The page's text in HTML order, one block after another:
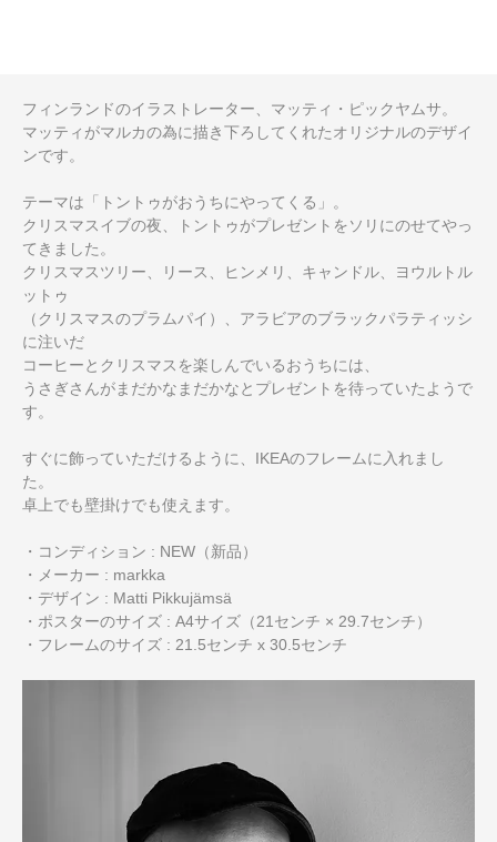
フィンランドのイラストレーター、マッティ・ピックヤムサ。
マッティがマルカの為に描き下ろしてくれたオリジナルのデザイ
ンです。
テーマは「トントゥがおうちにやってくる」。
クリスマスイブの夜、トントゥがプレゼントをソリにのせてやっ
てきました。
クリスマスツリー、リース、ヒンメリ、キャンドル、ヨウルトル
ットゥ
（クリスマスのプラムパイ）、アラビアのブラックパラティッシ
に注いだ
コーヒーとクリスマスを楽しんでいるおうちには、
うさぎさんがまだかなまだかなとプレゼントを待っていたようで
す。
すぐに飾っていただけるように、IKEAのフレームに入れまし
た。
卓上でも壁掛けでも使えます。
・コンディション : NEW（新品）
・メーカー : markka
・デザイン : Matti Pikkujämsä
・ポスターのサイズ : A4サイズ（21センチ × 29.7センチ）
・フレームのサイズ : 21.5センチ x 30.5センチ